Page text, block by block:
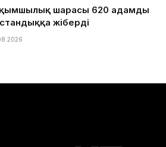
шарасы 620 адамды
жіберді